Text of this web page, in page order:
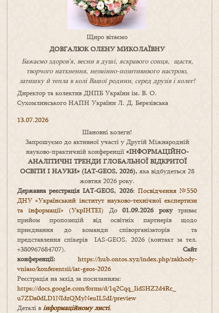
Щиро вітаємо
ДОВГАЛЮК ОЛЕНУ МИКОЛАЇВНУ
Бажаємо здоров’я, весни в душі, яскравого сонця, щастя,
творчого натхнення, незмінно-позитивнвого настрою,
затишкуйтепла в коліВашоїродини, серед друзів і колег!
Директор та колектив ДНПБ України ім. В. О.
Сухомлинського НАПН України Л. Д. Березівська
13.07.2026
Шановні колеги!
Запрошуємо до активної участі у Другій Міжнародній
науково-практичній конференції «ІНФОРМАЦІЙНО-
АНАЛІТИЧНІ ТРЕНДИ ГЛОБАЛЬНОЇ ВІДКРИТОЇ
ОСВІТИ І НАУКИ» (IAT-GEOS, 2026),яка відбудеться 28
жовтня 2026 року.
Державна реєстрація IAT-GEOS, 2026: Посвідчення №550
ДНУ «Український інститут науково-технічної експертизи
та інформації» (УкрІНТЕІ) До01.09.2026 рокутриває
прийом пропозицій від освітніх партнерів щодо
приєднання до команди співорганізаторів та
представлення спікерів IAS-GEOS, 2026 (контакт за тел.
+380967684707). Сайт
конференції: https://hub.ontos.xyz/index.php/zakhody-
vniaso/konferentsii/iat-geos-2026
Реєстрація на захід за посиланням:
https://docs.google.com/forms/d/1q2Cqq_IidSHZ2d4Rc_
u7ZDa0dLD1NIdzQMyNeuILSdI/preview
Деталі в інформаційному листі.